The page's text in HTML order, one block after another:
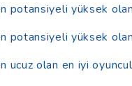
potansiyeli yüksek
potansiyeli yüksek
ucuz olan en iyi